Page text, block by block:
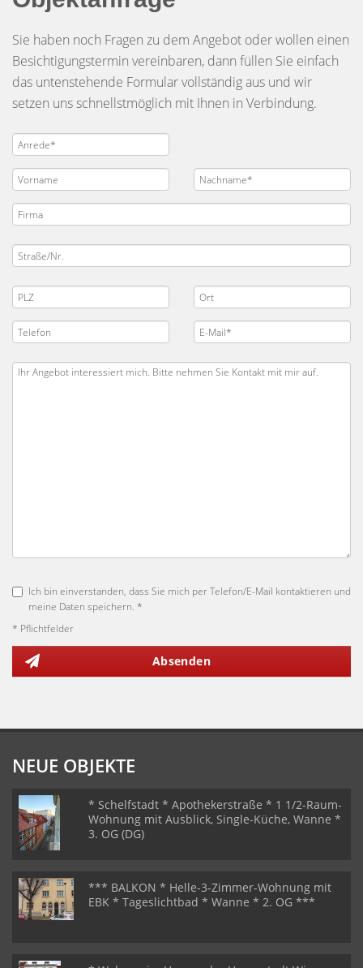
Sie haben noch Fragen zu dem Angebot oder wollen einen
Besichtigungstermin vereinbaren, dann füllen Sie einfach
das untenstehende Formular vollständig aus und wir
setzen uns schnellstmöglich mit Ihnen in Verbindung.
Ich bin einverstanden, dass Sie mich per Telefon/E-Mail kontaktieren und
meine Daten speichern. *
* Pflichtfelder
Absenden
NEUE OBJEKTE
* Schelfstadt * Apothekerstraße * 1 1/2-Raum-
Wohnung mit Ausblick, Single-Küche, Wanne *
3. OG (DG)
*** BALKON * Helle-3-Zimmer-Wohnung mit
EBK * Tageslichtbad * Wanne * 2. OG ***